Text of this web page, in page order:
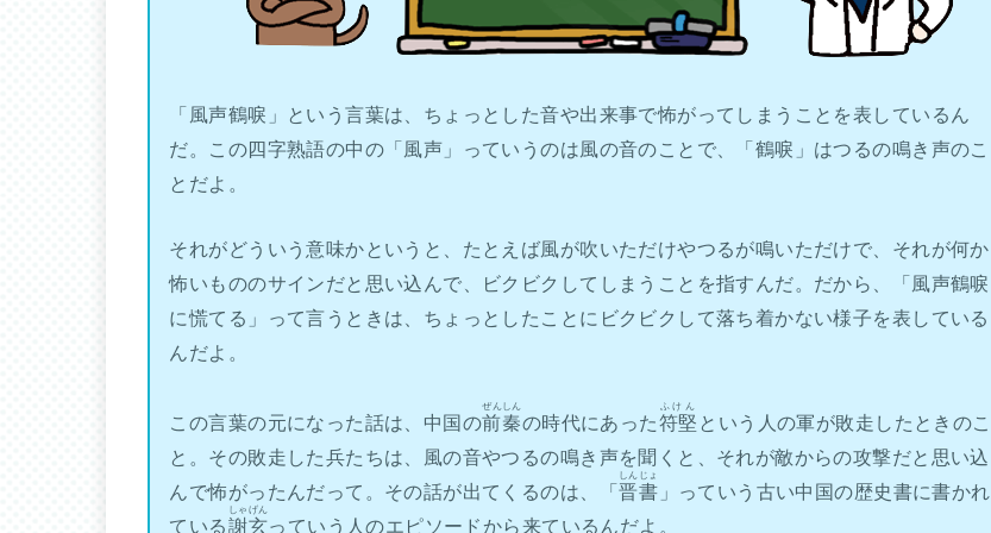
「風声鶴唳」という言葉は、ちょっとした音や出来事で怖がってしまうことを表しているん
だ。この四字熟語の中の「風声」っていうのは風の音のことで、「鶴唳」はつるの鳴き声のこ
とだよ。
それがどういう意味かというと、たとえば風が吹いただけやつるが鳴いただけで、それが何か
怖いもののサインだと思い込んで、ビクビクしてしまうことを指すんだ。だから、「風声鶴唳
に慌てる」って言うときは、ちょっとしたことにビクビクして落ち着かない様子を表している
んだよ。
この言葉の元になった話は、中国の前秦
ぜんしん
の時代にあった符堅
ふけん
という人の軍が敗走したときのこ
と。その敗走した兵たちは、風の音やつるの鳴き声を聞くと、それが敵からの攻撃だと思い込
んで怖がったんだって。その話が出てくるのは、「 晋書
しんじょ
」っていう古い中国の歴史書に書かれ
ている謝玄
しゃげん
っていう人のエピソードから来ているんだよ。